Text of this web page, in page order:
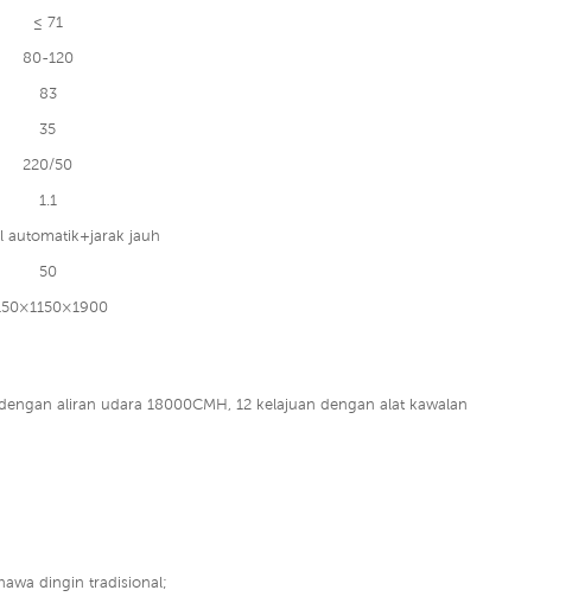
≤ 71
80-120
83
35
220/50
1.1
automatik+jarak jauh
50
aliran udara 18000CMH, 12 kelajuan dengan alat kawalan
dingin tradisional;